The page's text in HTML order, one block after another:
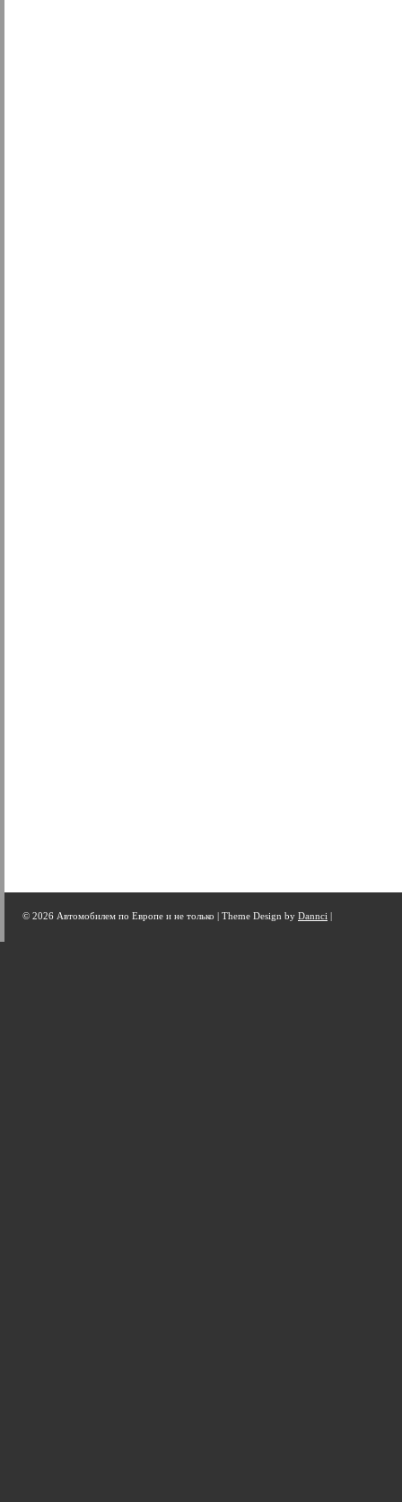
© 2026 Автомобилем по Европе и не только | Theme Design by Dannci |